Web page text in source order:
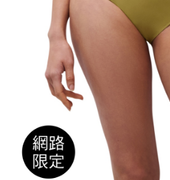
「AFTEE先享後付」，若未經同意申辦
４．使用「AFTEE先享後付」時，將依
時審查核予不同之上限額度；若仍有額度
請求用戶進行身份認證。
５．嚴禁一人註冊多個帳號或使用他人資
恩沛科技股份有限公司將有權停止該用戶